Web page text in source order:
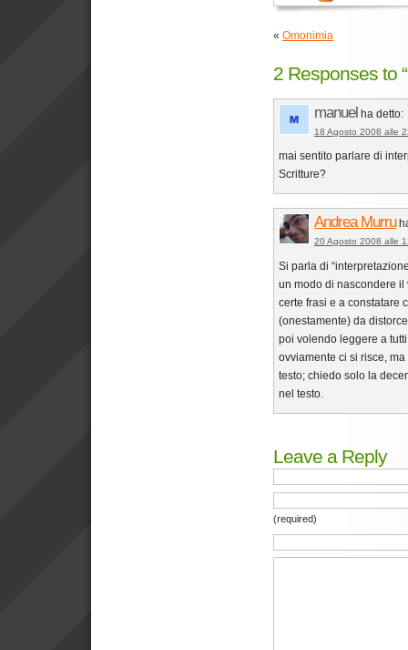
« Omonimia
2 Responses to
manuel ha detto:
18 Agosto 2008 alle
mai sentito parlare di
Scritture?
Andrea Murru
20 Agosto 2008 alle
Si parla di
un modo di nascondere
certe frasi e a constatare
(onestamente) da
poi volendo leggere a
ovviamente ci si risce,
testo; chiedo solo la
nel testo.
Leave a Reply
(required)